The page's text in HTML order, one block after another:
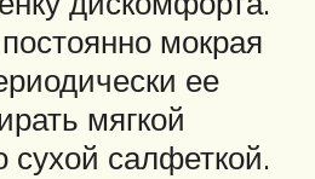
мокрая
ее
мягкой
сухой салфеткой.